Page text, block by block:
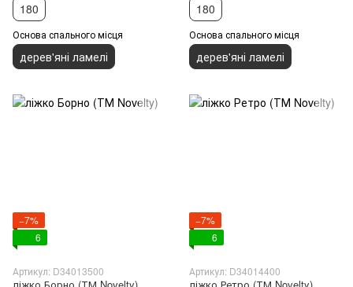
180
Основа спального місця
дерев'яні ламелі
180
Основа спального місця
дерев'яні ламелі
−7%
6
Артикул: D34013500
−7%
6
Артикул: D34014400